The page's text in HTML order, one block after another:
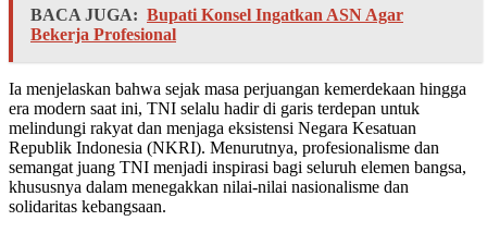
BACA JUGA: Bupati Konsel Ingatkan ASN Agar
Bekerja Profesional
Ia menjelaskan bahwa sejak masa perjuangan kemerdekaan hingga
era modern saat ini, TNI selalu hadir di garis terdepan untuk
melindungi rakyat dan menjaga eksistensi Negara Kesatuan
Republik Indonesia (NKRI). Menurutnya, profesionalisme dan
semangat juang TNI menjadi inspirasi bagi seluruh elemen bangsa,
khususnya dalam menegakkan nilai-nilai nasionalisme dan
solidaritas kebangsaan.